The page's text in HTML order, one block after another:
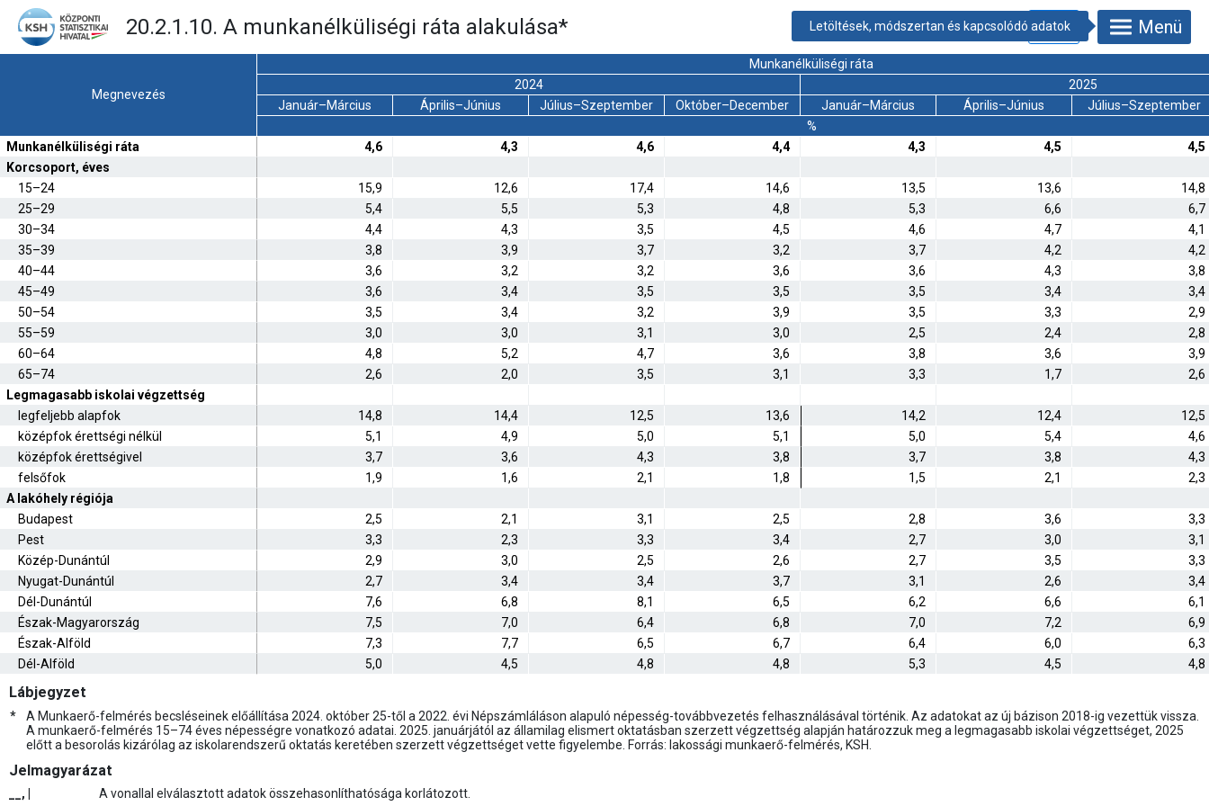
20.2.1.10. A munkanélküliségi ráta alakulása* Menü
Megnevezés
Munkanélküliségi ráta
2024
2025
Január–Március
Április–Június Július–Szeptember Október–December Január–Március Április–Június
Július–Szeptember
%
Munkanélküliségi ráta
4,6 4,3 4,6 4,4 4,3 4,5
4,5
Korcsoport, éves
15–24
15,9 12,6 17,4 14,6 13,5 13,6
14,8
25–29
5,4 5,5 5,3 4,8 5,3 6,6
6,7
30–34
4,4 4,3 3,5 4,5 4,6 4,7
4,1
35–39
3,8 3,9 3,7 3,2 3,7 4,2
4,2
40–44
3,6 3,2 3,2 3,6 3,6 4,3
3,8
45–49
3,6 3,4 3,5 3,5 3,5 3,4
3,4
50–54
3,5 3,4 3,2 3,9 3,5 3,3
2,9
55–59
3,0 3,0 3,1 3,0 2,5 2,4
2,8
60–64
4,8 5,2 4,7 3,6 3,8 3,6
3,9
65–74
2,6 2,0 3,5 3,1 3,3 1,7
2,6
Legmagasabb iskolai végzettség
legfeljebb alapfok
14,8 14,4 12,5 13,6 14,2 12,4
12,5
középfok érettségi nélkül
5,1 4,9 5,0 5,1 5,0 5,4
4,6
középfok érettségivel
3,7 3,6 4,3 3,8 3,7 3,8
4,3
felsőfok
1,9 1,6 2,1 1,8 1,5 2,1
2,3
A lakóhely régiója
Budapest
2,5 2,1 3,1 2,5 2,8 3,6
3,3
Pest
3,3 2,3 3,3 3,4 2,7 3,0
3,1
Közép-Dunántúl
2,9 3,0 2,5 2,6 2,7 3,5
3,3
Nyugat-Dunántúl
2,7 3,4 3,4 3,7 3,1 2,6
3,4
Dél-Dunántúl
7,6 6,8 8,1 6,5 6,2 6,6
6,1
Észak-Magyarország
7,5 7,0 6,4 6,8 7,0 7,2
6,9
Észak-Alföld
7,3 7,7 6,5 6,7 6,4 6,0
6,3
Dél-Alföld
5,0 4,5 4,8 4,8 5,3 4,5 4,8
Lábjegyzet
*
A Munkaerő-felmérés becsléseinek előállítása 2024. október 25-től a 2022. évi Népszámláláson alapuló népesség-továbbvezetés felhasználásával történik. Az adatokat az új bázison 2018-ig vezettük vissza.
A munkaerő-felmérés 15–74 éves népességre vonatkozó adatai. 2025. januárjától az államilag elismert oktatásban szerzett végzettség alapján határozzuk meg a legmagasabb iskolai végzettséget, 2025
előtt a besorolás kizárólag az iskolarendszerű oktatás keretében szerzett végzettséget vette figyelembe. Forrás: lakossági munkaerő-felmérés, KSH.
Jelmagyarázat
__, | A vonallal elválasztott adatok összehasonlíthatósága korlátozott.